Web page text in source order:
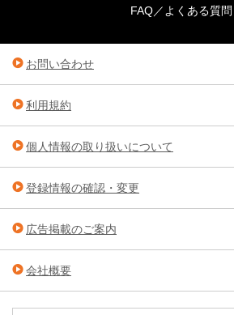
FAQ／よくある質問
お問い合わせ
利用規約
個人情報の取り扱いについて
登録情報の確認・変更
広告掲載のご案内
会社概要